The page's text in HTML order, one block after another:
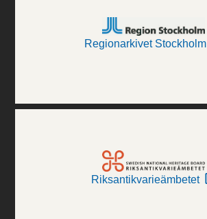
Regionarkivet Stockholm
Riksantikvarieämbetet